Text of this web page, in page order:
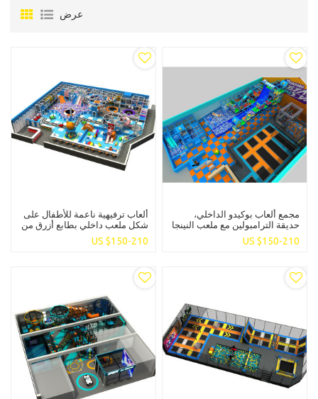
عرض
مجمع ألعاب بوكيدو الداخلي،
حديقة الترامبولين مع ملعب النينجا
والمنزلقات البلاستيكية الكبيرة
للأطفال
US $150-210
ألعاب ترفيهية ناعمة للأطفال على
شكل ملعب داخلي بطابع أزرق من
بوكيدو، ترفيه ملون
US $150-210